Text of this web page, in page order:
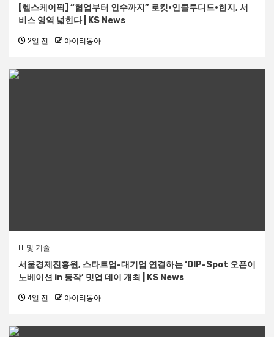
[헬스케어픽] “협업부터 인수까지” 로킷·인클루디드·힌지, 서
비스 영역 넓힌다 | KS News
2일 전 아이티동아
IT 및 기술
서울경제진흥원, 스타트업-대기업 연결하는 ‘DIP-Spot 오픈이
노베이션 in 동작’ 밋업 데이 개최 | KS News
4일 전 아이티동아